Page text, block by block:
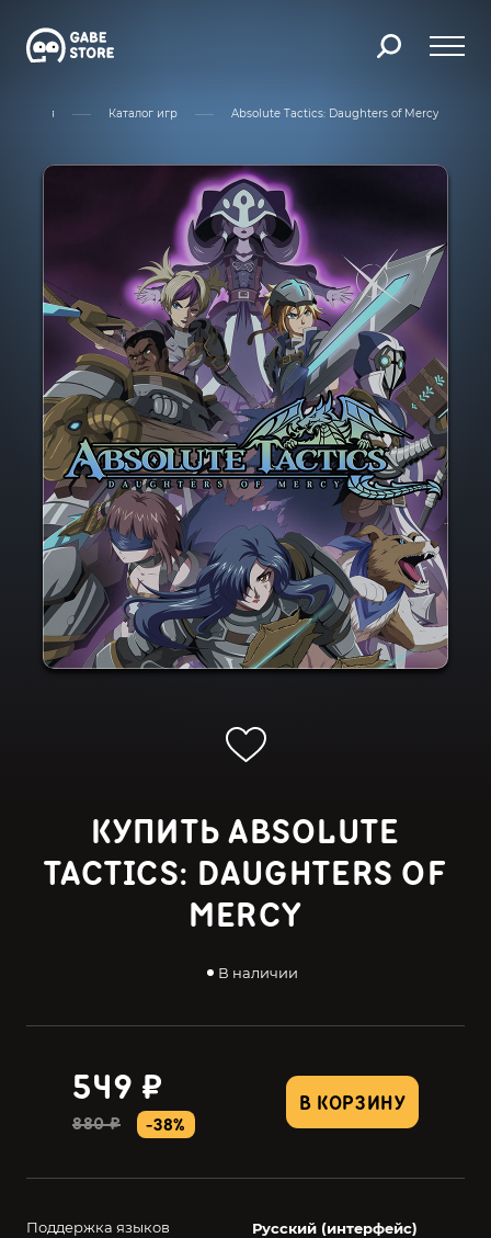
Главная Каталог игр Absolute Tactics: Daughters of Mercy
КУПИТЬ ABSOLUTE
TACTICS: DAUGHTERS OF
MERCY
В наличии
В КОРЗИНУ
549 ₽
880 ₽ -38%
Поддержка языков Русский (интерфейс)